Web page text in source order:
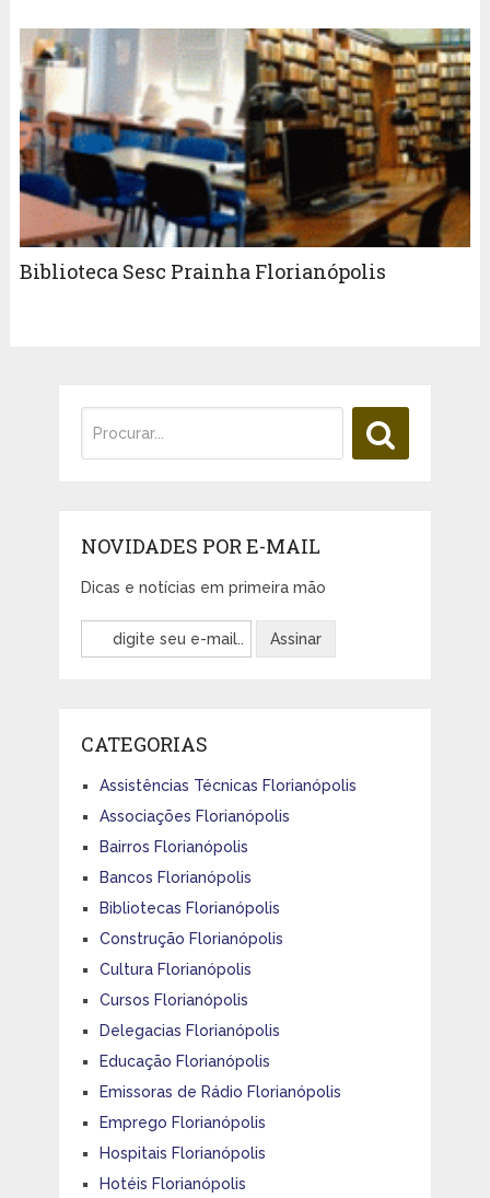
Biblioteca Sesc Prainha Florianópolis
NOVIDADES POR E-MAIL
Dicas e notícias em primeira mão
CATEGORIAS
Assistências Técnicas Florianópolis
Associações Florianópolis
Bairros Florianópolis
Bancos Florianópolis
Bibliotecas Florianópolis
Construção Florianópolis
Cultura Florianópolis
Cursos Florianópolis
Delegacias Florianópolis
Educação Florianópolis
Emissoras de Rádio Florianópolis
Emprego Florianópolis
Hospitais Florianópolis
Hotéis Florianópolis